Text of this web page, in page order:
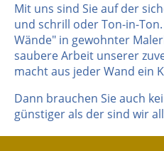
Mit uns sind Sie auf der
und schrill oder Ton-in-
Wände" in gewohnter
saubere Arbeit unserer
macht aus jeder Wand ein
Dann brauchen Sie auch
günstiger als der sind wir